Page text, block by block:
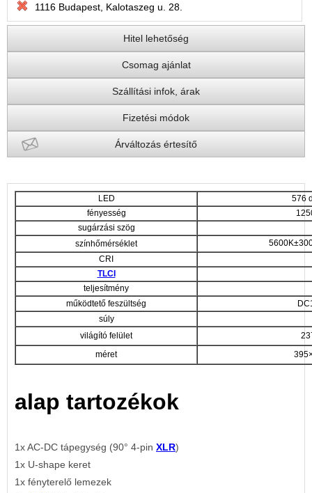
1116 Budapest, Kalotaszeg u. 28.
Hitel lehetőség
Csomag ajánlat
Szállítási infok, árak
Fizetési módok
Árváltozás értesítő
LED
576
fényesség
sugárzási szög
színhőmérséklet
CRI
TLCI
teljesítmény
működtető feszültség
súly
világító felület
méret
alap tartozékok
1x AC-DC tápegység (90° 4-pin XLR)
1x U-shape keret
1x fényterelő lemezek